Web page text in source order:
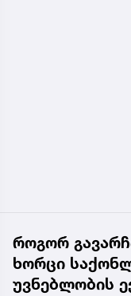
როგორ
ხორცი
უვნებლობის